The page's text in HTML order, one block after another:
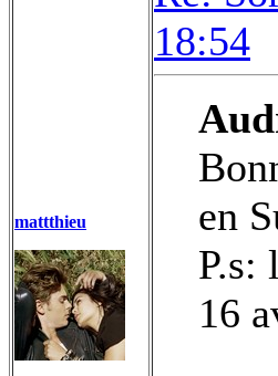
mattthieu
18:54
en
P.s:
16